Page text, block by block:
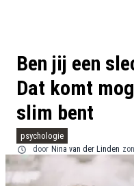
Ben jij een
Dat komt
slim bent
psychologie
door Nina van der Linden